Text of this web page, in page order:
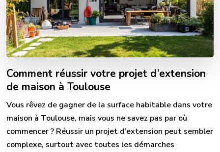
Comment réussir votre projet d’extension
de maison à Toulouse
Vous rêvez de gagner de la surface habitable dans votre
maison à Toulouse, mais vous ne savez pas par où
commencer ? Réussir un projet d’extension peut sembler
complexe, surtout avec toutes les démarches